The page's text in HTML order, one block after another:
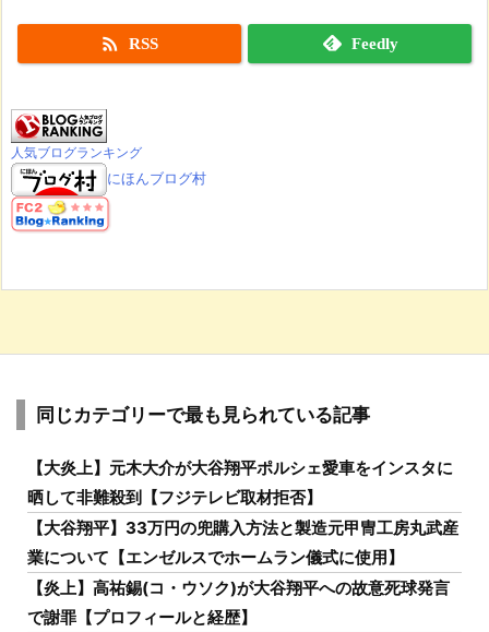
 RSS Feedly
人気ブログランキング
にほんブログ村
同じカテゴリーで最も見られている記事
【大炎上】元木大介が大谷翔平ポルシェ愛車をインスタに
晒して非難殺到【フジテレビ取材拒否】
【大谷翔平】33万円の兜購入方法と製造元甲冑工房丸武産
業について【エンゼルスでホームラン儀式に使用】
【炎上】高祐錫(コ・ウソク)が大谷翔平への故意死球発言
で謝罪【プロフィールと経歴】